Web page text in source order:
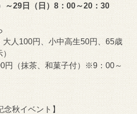
～29日（日）8：00～20：30
人100円、小中高生50円、65歳
円（抹茶、和菓子付）※9：00～
念秋イベント】